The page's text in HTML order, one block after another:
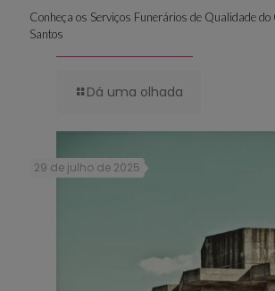
Conheça os Serviços Funerários de Qualidade do
Santos
Dá uma olhada
29 de julho de 2025